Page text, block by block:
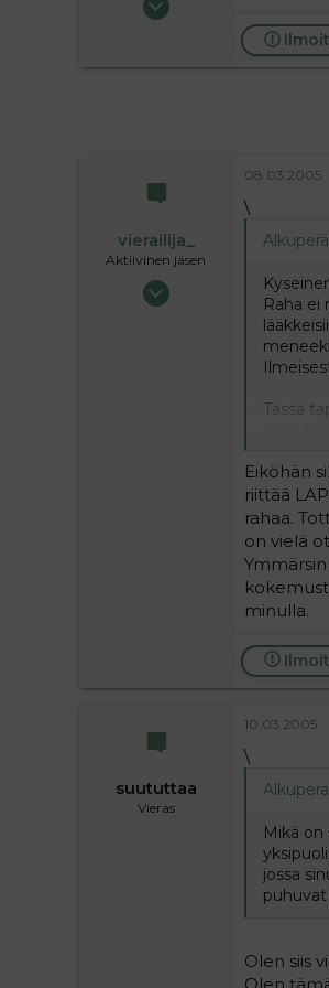
vierailija_
Aktiivinen jäsen
10.05.2004
08.03.2005
\
Raha ei
Tässä
Eiköhän
riittää
rahaa.
on vielä
minulla.
suututtaa
Vieras
10.03.2005
\
Mikä
jossa
puhuvat
Olen siis